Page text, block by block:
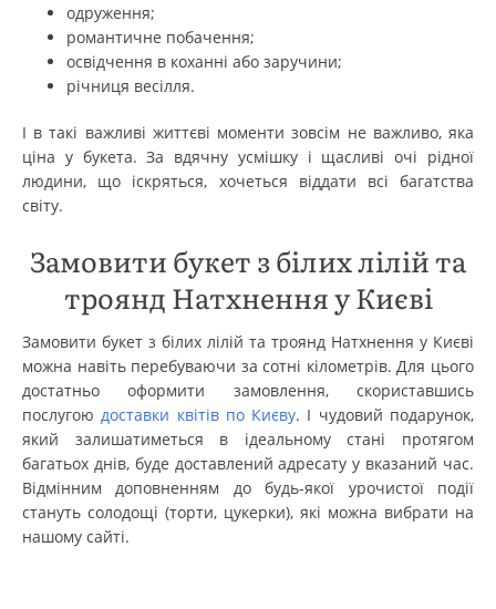
одруження;
романтичне побачення;
освідчення в коханні або заручини;
річниця весілля.
І в такі важливі життєві моменти зовсім не важливо, яка
ціна у букета. За вдячну усмішку і щасливі очі рідної
людини, що іскряться, хочеться віддати всі багатства
світу.
Замовити букет з білих лілій та
троянд Натхнення у Києві
Замовити букет з білих лілій та троянд Натхнення у Києві
можна навіть перебуваючи за сотні кілометрів. Для цього
достатньо оформити замовлення, скориставшись
послугою доставки квітів по Києву. І чудовий подарунок,
який залишатиметься в ідеальному стані протягом
багатьох днів, буде доставлений адресату у вказаний час.
Відмінним доповненням до будь-якої урочистої події
стануть солодощі (торти, цукерки), які можна вибрати на
нашому сайті.